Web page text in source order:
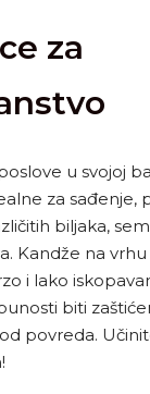
za
u svojoj
za sađenje,
biljaka,
Kandže na
i lako
biti
povreda.